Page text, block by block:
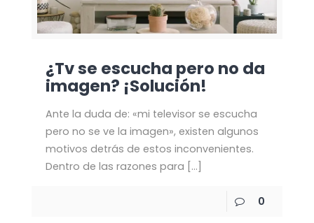
¿Tv se escucha pero no da
imagen? ¡Solución!
Ante la duda de: «mi televisor se escucha
pero no se ve la imagen», existen algunos
motivos detrás de estos inconvenientes.
Dentro de las razones para […]
0